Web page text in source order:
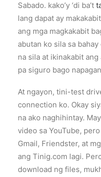
Sabado. kako’y ‘di ba’t
lang dapat ay
ang mga magkakabit
abutan ko sila sa
na sila at ikinakabit
pa siguro bago
At ngayon, tini-test
connection ko. Okay
na ako naghihintay.
video sa YouTube,
Gmail, Friendster, at
ang Tinig.com lagi.
download ng files,